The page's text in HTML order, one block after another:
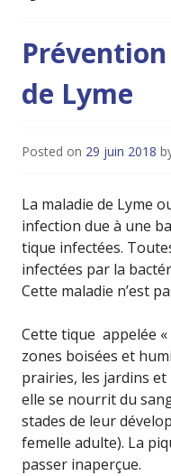
de Lyme
Posted on 29 juin 2018
La maladie de Lyme
infection due à une
tique infectées.
infectées par la
Cette maladie n’est
Cette tique appelée «
zones boisées et
prairies, les jardins
elle se nourrit du
stades de leur
femelle adulte). La
passer inaperçue.